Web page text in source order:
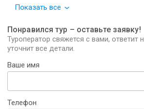
Показать все
Понравился тур – оставьте заявку!
Туроператор свяжется с вами, ответит
уточнит все детали.
Ваше имя
Телефон